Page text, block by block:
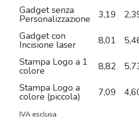
Gadget senza
Personalizzazione 3,19
Gadget con
Incisione laser 8,01
Stampa Logo a 1
colore 8,82
Stampa Logo a
colore (piccola) 7,09
IVA esclusa